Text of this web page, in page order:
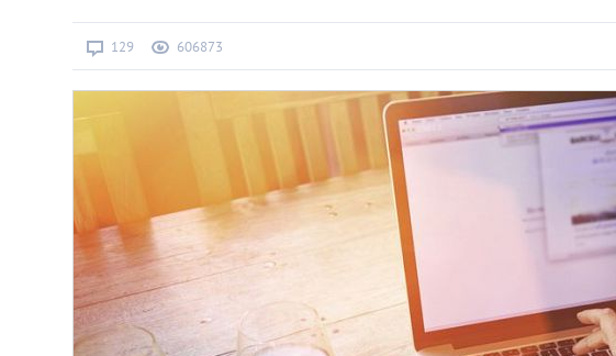
Все страны
Великобритания
Венгрия
Германия
129 606873